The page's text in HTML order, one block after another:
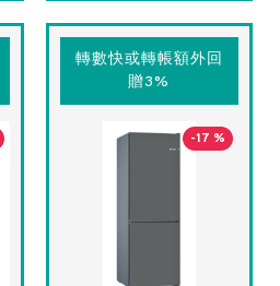
轉數快或轉帳額外回
贈3%
-17 %